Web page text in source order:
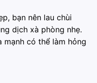
bạn nên lau chùi
dịch xà phòng nhẹ.
mạnh có thể làm hỏng